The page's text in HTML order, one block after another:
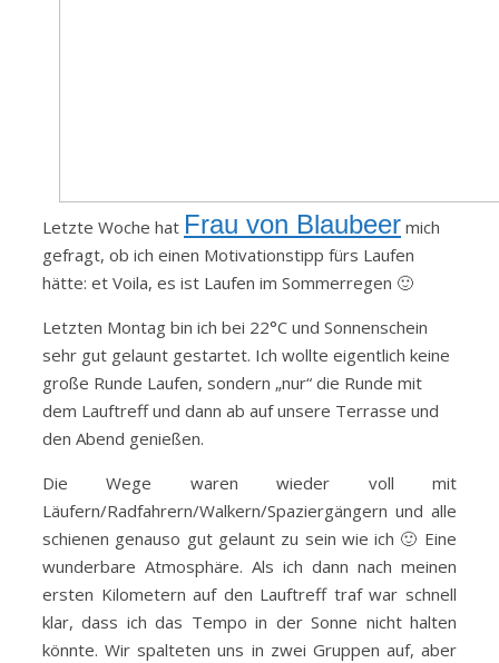
Letzte Woche hat Frau von Blaubeer mich
gefragt, ob ich einen Motivationstipp fürs Laufen
hätte: et Voila, es ist Laufen im Sommerregen 🙂
Letzten Montag bin ich bei 22°C und Sonnenschein
sehr gut gelaunt gestartet. Ich wollte eigentlich keine
große Runde Laufen, sondern „nur“ die Runde mit
dem Lauftreff und dann ab auf unsere Terrasse und
den Abend genießen.
Die Wege waren wieder voll mit
Läufern/Radfahrern/Walkern/Spaziergängern und alle
schienen genauso gut gelaunt zu sein wie ich 🙂 Eine
wunderbare Atmosphäre. Als ich dann nach meinen
ersten Kilometern auf den Lauftreff traf war schnell
klar, dass ich das Tempo in der Sonne nicht halten
könnte. Wir spalteten uns in zwei Gruppen auf, aber